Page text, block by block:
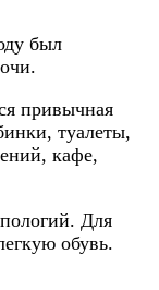
был
привычная
туалеты,
кафе,
Для
обувь.